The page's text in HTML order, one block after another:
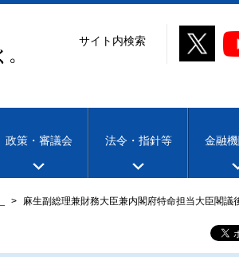
サイト内検索
政策・審議会 法令・指針等 金融
麻生副総理兼財務大臣兼内閣府特命担当大臣閣議